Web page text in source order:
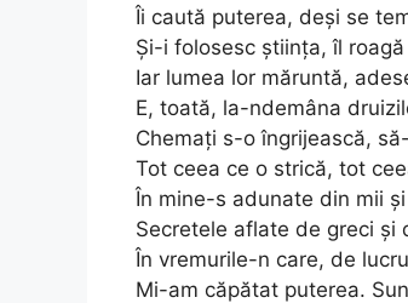
Îi caută puterea, deşi se
Şi-i folosesc ştiinţa, îl
Iar lumea lor măruntă,
E, toată, la-ndemâna
Chemaţi s-o îngrijească,
Tot ceea ce o strică, tot
În mine-s adunate din mii
Secretele aflate de greci şi
În vremurile-n care, de
Mi-am căpătat puterea.